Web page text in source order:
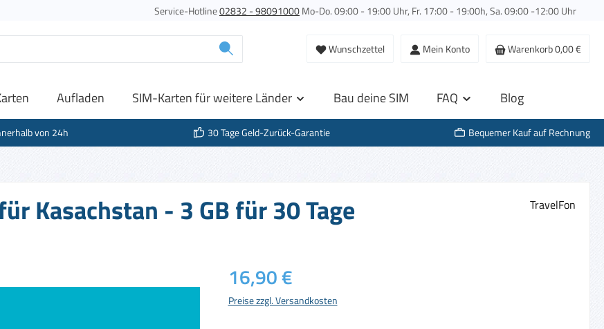
Service-Hotline02832 - 98091000Mo-Do. 09:00 - 19:00 Uhr, Fr. 17:00 - 19:00h, Sa. 09:00 -12:00 Uhr
Wunschzettel Mein Konto Warenkorb0,00 €
Aufladen SIM-Karten für weitere Länder Bau deine SIM FAQ Blog
von 24h 30 Tage Geld-Zurück-Garantie
Bequemer Kauf auf Rechnung
Kasachstan - 3 GB für 30 Tage TravelFon
Regulärer Preis:
16,90 €
Preise zzgl. Versandkosten